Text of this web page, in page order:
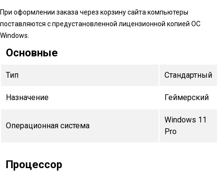
При оформлении заказа через корзину сайта компьютеры
поставляются с предустановленной лицензионной копией ОС
Windows.
Основные
Тип Стандартный
Назначение Геймерский
Операционная система
Windows 11
Pro
Процессор